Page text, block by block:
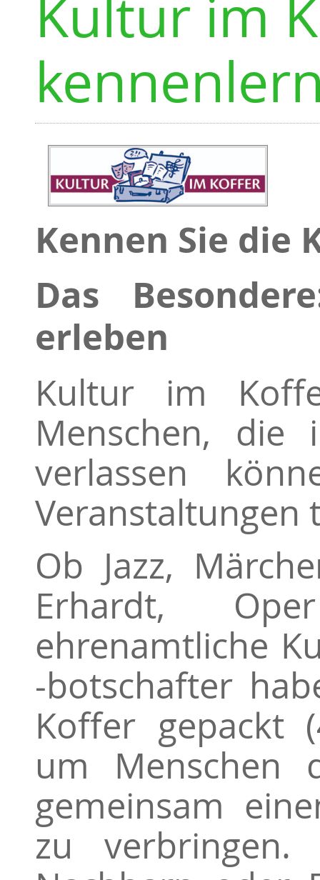
Kultur im
Kennen Sie die
Das
erleben
Kultur im
Menschen, die
verlassen
Veranstaltungen
Ob Jazz,
Erhardt,
ehrenamtliche
-botschafter
Koffer gepackt
um Menschen
gemeinsam
zu verbringen.